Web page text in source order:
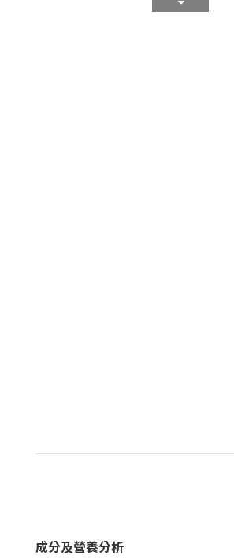
成分及營養分析